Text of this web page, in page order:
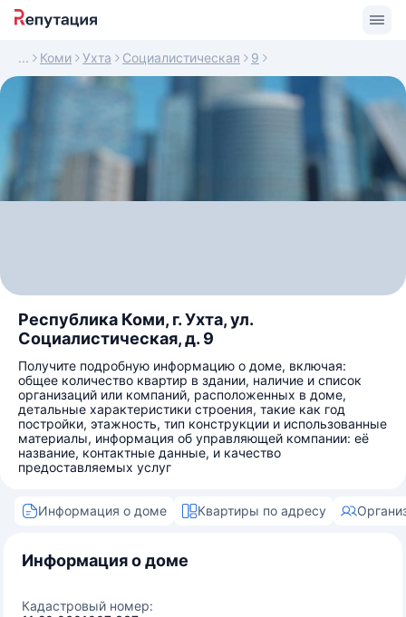
Коми Ухта Социалистическая 9
Республика Коми, г. Ухта, ул.
Социалистическая, д. 9
Получите подробную информацию о доме, включая:
общее количество квартир в здании, наличие и список
организаций или компаний, расположенных в доме,
детальные характеристики строения, такие как год
постройки, этажность, тип конструкции и использованные
материалы, информация об управляющей компании: её
название, контактные данные, и качество
предоставляемых услуг
Информация о доме Квартиры по адресу
Информация о доме
Кадастровый номер: